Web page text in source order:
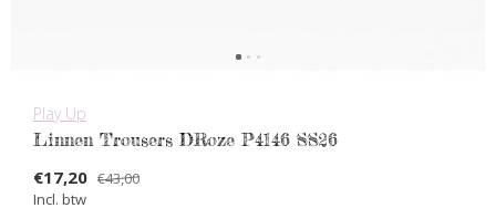
Play Up
Linnen Trousers DRoze P4146 SS26
€17,20 €43,00
Incl. btw